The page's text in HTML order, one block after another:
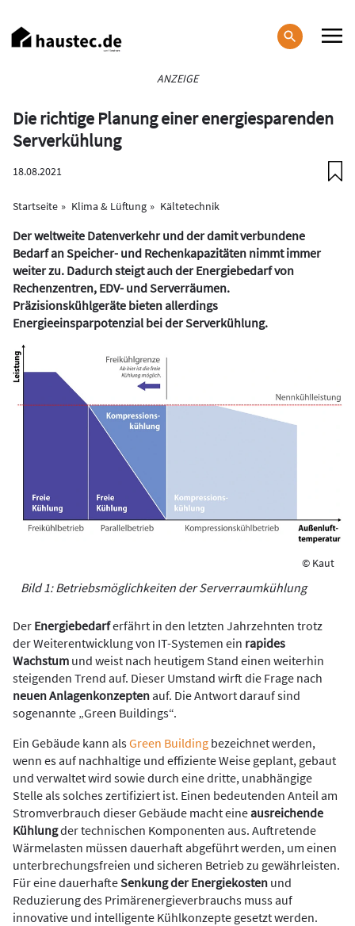
zum
Inhalt
ANZEIGE
Die richtige Planung einer energiesparenden
Serverkühlung
18.08.2021
Startseite Klima & Lüftung Kältetechnik
Der weltweite Datenverkehr und der damit verbundene
Bedarf an Speicher- und Rechenkapazitäten nimmt immer
weiter zu. Dadurch steigt auch der Energiebedarf von
Rechenzentren, EDV- und Serverräumen.
Präzisionskühlgeräte bieten allerdings
Energieeinsparpotenzial bei der Serverkühlung.
© Kaut
Bild 1: Betriebsmöglichkeiten der Serverraumkühlung
Der Energiebedarferfährt in den letzten Jahrzehnten trotz
der Weiterentwicklung von IT-Systemen ein rapides
Wachstum und weist nach heutigem Stand einen weiterhin
steigenden Trend auf. Dieser Umstand wirft die Frage nach
neuen Anlagenkonzeptenauf. Die Antwort darauf sind
sogenannte „Green Buildings“.
Ein Gebäude kann alsGreen Building bezeichnet werden,
wenn es auf nachhaltige und effiziente Weise geplant, gebaut
und verwaltet wird sowie durch eine dritte, unabhängige
Stelle als solches zertifiziert ist. Einen bedeutenden Anteil am
Stromverbrauch dieser Gebäude macht eineausreichende
Kühlungder technischen Komponenten aus. Auftretende
Wärmelasten müssen dauerhaft abgeführt werden, um einen
unterbrechungsfreien und sicheren Betrieb zu gewährleisten.
Für eine dauerhafteSenkung der Energiekosten und
Reduzierung des Primärenergieverbrauchs muss auf
innovative und intelligente Kühlkonzepte gesetzt werden.